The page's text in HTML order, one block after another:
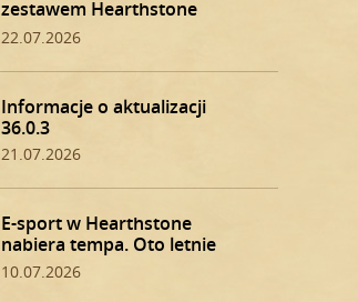
zestawem Hearthstone
BlizzCon!
22.07.2026
Informacje o aktualizacji
36.0.3
21.07.2026
E-sport w Hearthstone
nabiera tempa. Oto letnie
play-offy!
10.07.2026